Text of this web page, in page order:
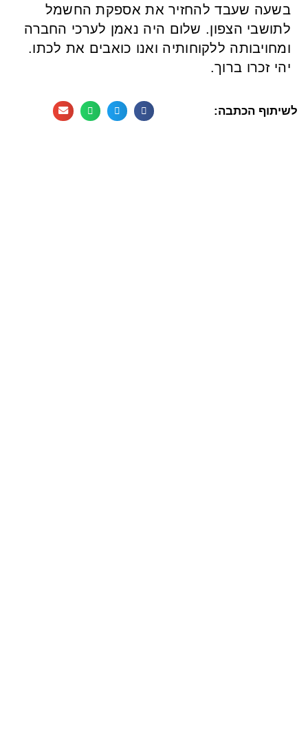
בשעה שעבד להחזיר את אספקת החשמל
לתושבי הצפון. שלום היה נאמן לערכי החברה
ומחויבותה ללקוחותיה ואנו כואבים את לכתו.
יהי זכרו ברוך.
לשיתוף הכתבה: